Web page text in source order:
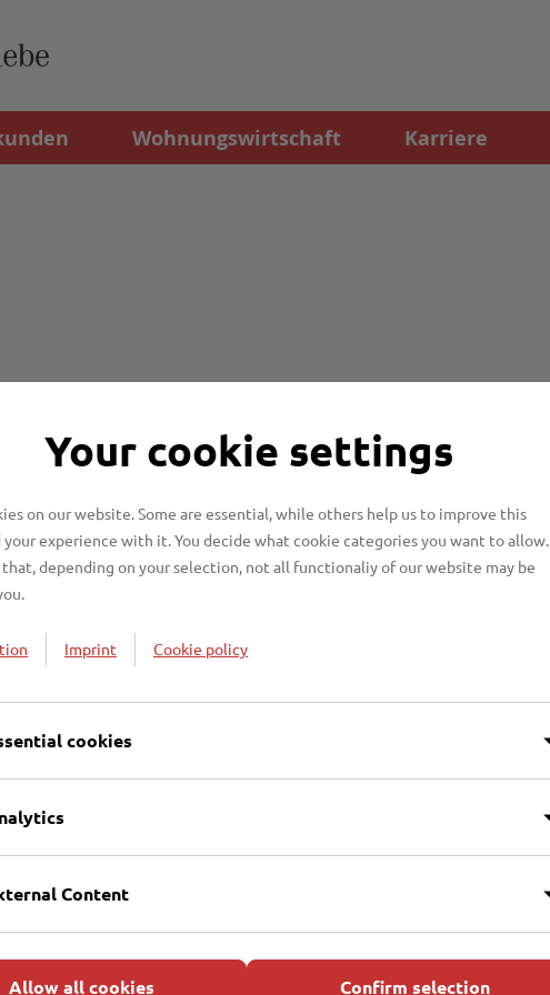
Wohnungswirtschaft Karriere
werden
vor.
bei den EBL
Bündnis Klima Pro Lübeck
Projekt Rain Ahead
Your cookie settings
on our website. Some are essential, while others help us to improve this
experience with it. You decide what cookie categories you want to allow.
depending on your selection, not all functionaliy of our website may be
Imprint Cookie policy
cookies
Content
Allow all cookies Confirm selection